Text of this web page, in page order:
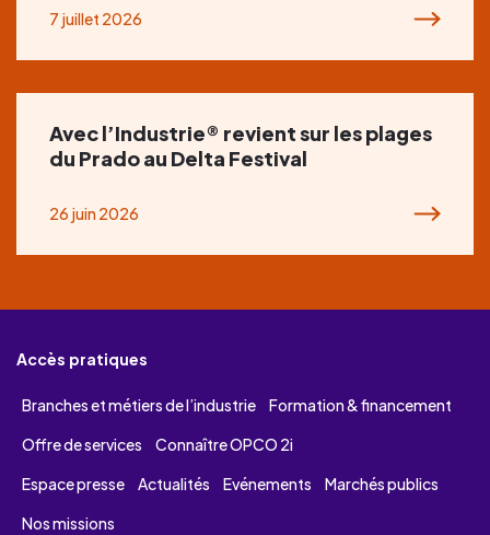
7 juillet 2026
Avec l’Industrie® revient sur les plages
du Prado au Delta Festival
26 juin 2026
Accès pratiques
Branches et métiers de l’industrie
Formation & financement
Offre de services
Connaître OPCO 2i
Espace presse
Actualités Evénements
Marchés publics
Nos missions